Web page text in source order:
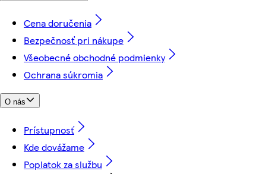
Cena doručenia
Bezpečnosť pri nákupe
Všeobecné obchodné podmienky
Ochrana súkromia
O nás
Prístupnosť
Kde dovážame
Poplatok za službu